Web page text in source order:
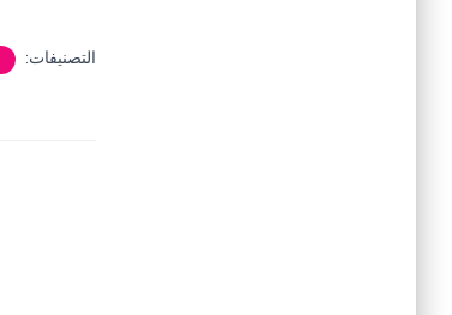
التصنيفات: